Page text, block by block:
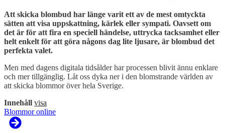
Att skicka blombud har länge varit ett av de mest omtyckta
sätten att visa uppskattning, kärlek eller sympati. Oavsett om
det är för att fira en speciell händelse, uttrycka tacksamhet eller
helt enkelt för att göra någons dag lite ljusare, är blombud det
perfekta valet.
Men med dagens digitala tidsålder har processen blivit ännu enklare
och mer tillgänglig. Låt oss dyka ner i den blomstrande världen av
att skicka blommor över hela Sverige.
Innehåll visa
Blommor online